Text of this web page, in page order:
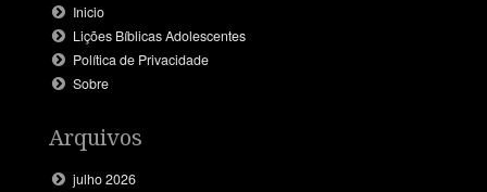
Inicio
Lições Bíblicas Adolescentes
Política de Privacidade
Sobre
Arquivos
julho 2026